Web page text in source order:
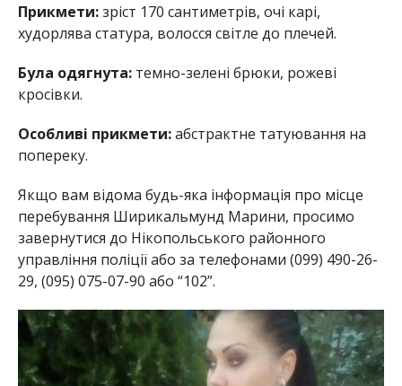
Прикмети:зріст 170 сантиметрів, очі карі,
худорлява статура, волосся світле до плечей.
Була одягнута:темно-зелені брюки, рожеві
кросівки.
Особливі прикмети:абстрактне татуювання на
попереку.
Якщо вам відома будь-яка інформація про місце
перебування Ширикальмунд Марини, просимо
завернутися до Нікопольського районного
управління поліції або за телефонами (099) 490-26-
29, (095) 075-07-90 або “102”.